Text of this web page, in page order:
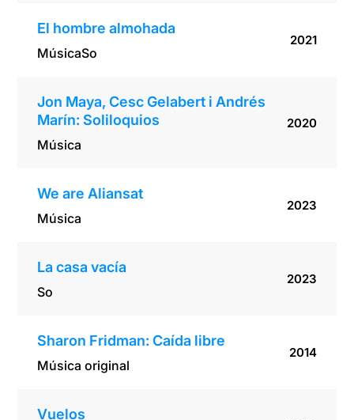
El hombre almohada
MúsicaSo
2021
Jon Maya, Cesc Gelabert i Andrés
Marín: Soliloquios
Música
2020
We are Aliansat
Música
2023
La casa vacía
So
2023
Sharon Fridman: Caída libre
Música original
2014
Vuelos